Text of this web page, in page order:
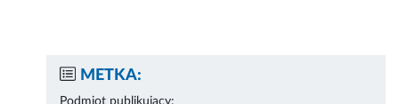
METKA:
Podmiot publikujący: